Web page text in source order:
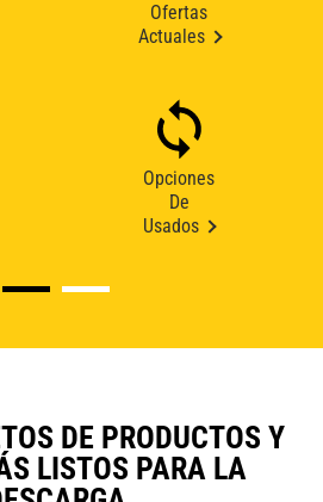
Ofertas
Actuales
Opciones
De
Usados
DE PRODUCTOS Y
LISTOS PARA LA